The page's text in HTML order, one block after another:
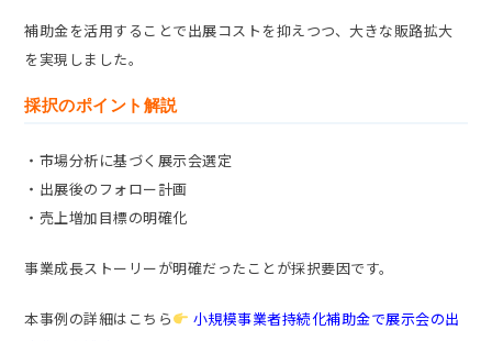
補助金を活用することで出展コストを抑えつつ、大きな販路拡大
を実現しました。
採択のポイント解説
・市場分析に基づく展示会選定
・出展後のフォロー計画
・売上増加目標の明確化
事業成長ストーリーが明確だったことが採択要因です。
本事例の詳細はこちら
小規模事業者持続化補助金で展示会の出